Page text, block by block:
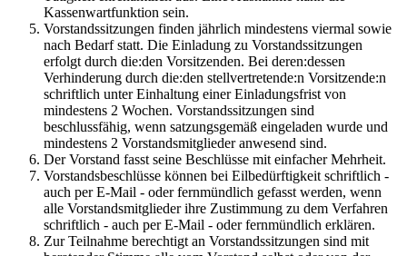
Kassenwartfunktion sein.
Vorstandssitzungen finden jährlich mindestens viermal sowie
nach Bedarf statt. Die Einladung zu Vorstandssitzungen
erfolgt durch die:den Vorsitzenden. Bei deren:dessen
Verhinderung durch die:den stellvertretende:n Vorsitzende:n
schriftlich unter Einhaltung einer Einladungsfrist von
mindestens 2 Wochen. Vorstandssitzungen sind
beschlussfähig, wenn satzungsgemäß eingeladen wurde und
mindestens 2 Vorstandsmitglieder anwesend sind.
Der Vorstand fasst seine Beschlüsse mit einfacher Mehrheit.
Vorstandsbeschlüsse können bei Eilbedürftigkeit schriftlich -
auch per E-Mail - oder fernmündlich gefasst werden, wenn
alle Vorstandsmitglieder ihre Zustimmung zu dem Verfahren
schriftlich - auch per E-Mail - oder fernmündlich erklären.
Zur Teilnahme berechtigt an Vorstandssitzungen sind mit